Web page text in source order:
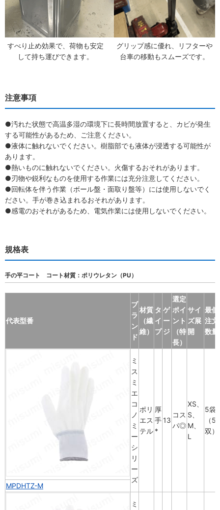
すべり止め効果で、荷物も安定
して持ち運びできます。
グリップ感に優れ、リフターや
台車の移動もスムーズです。
注意事項
●汚れた状態で高温多湿の環境下に長時間放置すると、カビが発生
する可能性があるため、ご注意ください。
●液体に触れないでください。樹脂部でも液体が浸透する可能性が
あります。
●熱いものに触れないでください。火傷するおそれがあります。
●刃物や鋭利なものを使用する作業には充分注意してください。
●回転体を伴う作業（ボール盤・面取り盤等）には使用しないでく
ださい。手が巻き込まれるおそれがあります。
●感電のおそれがあるため、電気作業には使用しないでください。
規格表
手の平コート コート材質：ポリウレタン（PU）
代表型番
ブ
ラ
ン
ド
材質
（繊
維）
タ
イ
プ
ゲ
ー
ジ
選定
ポイ
ント
（特
長）
サイ
ズ展
開
最低
注文
数量
ミ
ス
ミ
エ
コ
ノ
ミ
ー
シ
リ
ー
ズ
ポリ
エス
テル
厚
手
*
13
コス
パ◎
XS、
S、
M、
L
5袋
（50
双）
MPDHTZ-M
ミ